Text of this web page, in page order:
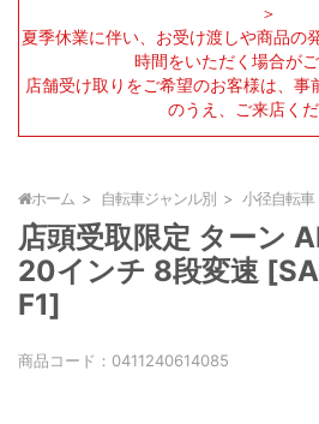
＞
夏季休業に伴い、お受け渡しや商品の
時間をいただく場合がご
店舗受け取りをご希望のお客様は、
のうえ、ご来店くだ
ホーム 自転車ジャンル別 小径自転車
店頭受取限定 ターン
20インチ 8段変速
F1]
商品コード： 0411240614085